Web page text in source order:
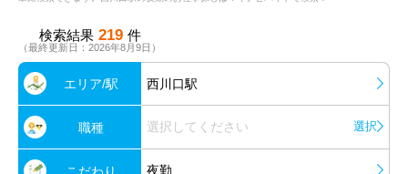
検索結果 219 件
（最終更新日：2026年8月9日）
エリア/駅 西川口駅
職種 選択してください 選択
こだわり 夜勤